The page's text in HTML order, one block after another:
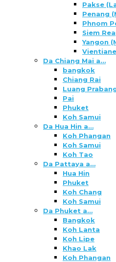
Pakse
Penang
Phnom
Siem
Yangon
Da Chiang Mai a…
bangkok
Chiang Rai
Luang
Pai
Phuket
Koh Samui
Da Hua Hin a…
Koh Phangan
Koh Samui
Koh Tao
Da Pattaya a…
Hua Hin
Phuket
Koh Chang
Koh Samui
Da Phuket a…
Bangkok
Koh Lanta
Koh Lipe
Khao Lak
Koh Phangan